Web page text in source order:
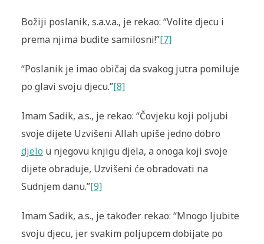
Božiji poslanik, s.a.v.a., je rekao: “Volite djecu i
prema njima budite samilosni!”[7]
“Poslanik je imao običaj da svakog jutra pomiluje
po glavi svoju djecu.”[8]
Imam Sadik, a.s., je rekao: “Čovjeku koji poljubi
svoje dijete Uzvišeni Allah upiše jedno dobro
djelo u njegovu knjigu djela, a onoga koji svoje
dijete obraduje, Uzvišeni će obradovati na
Sudnjem danu.”[9]
Imam Sadik, a.s., je također rekao: “Mnogo ljubite
svoju djecu, jer svakim poljupcem dobijate po